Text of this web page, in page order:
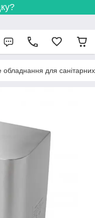
обладнання для